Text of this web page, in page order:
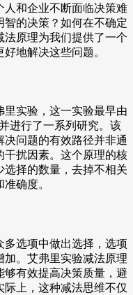
人和企业不断面临决策难
的决策？如何在不确定
法原理为我们提供了一个
地解决这些问题。
实验，这一实验最早由
进行了一系列研究。该
问题的有效路径并非通
干扰因素。这个原理的核
择的数量，去掉不相关
确度。
选项中做出选择，选项
加。艾弗里实验减法原理
有效提高决策质量，避
上，这种减法思维不仅